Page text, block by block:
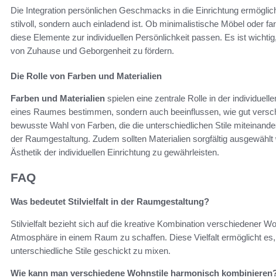
Die Integration persönlichen Geschmacks in die Einrichtung
stilvoll, sondern auch einladend ist. Ob minimalistische Möbel oder
diese Elemente zur individuellen Persönlichkeit passen. Es ist
von Zuhause und Geborgenheit zu fördern.
Die Rolle von Farben und Materialien
Farben und Materialien spielen eine zentrale Rolle in der
eines Raumes bestimmen, sondern auch beeinflussen, wie gut
bewusste Wahl von Farben, die die unterschiedlichen Stile
der Raumgestaltung. Zudem sollten Materialien sorgfältig
Ästhetik der individuellen Einrichtung zu gewährleisten.
FAQ
Was bedeutet Stilvielfalt in der Raumgestaltung?
Stilvielfalt bezieht sich auf die kreative Kombination verschiedener
Atmosphäre in einem Raum zu schaffen. Diese Vielfalt ermöglicht
unterschiedliche Stile geschickt zu mixen.
Wie kann man verschiedene Wohnstile harmonisch